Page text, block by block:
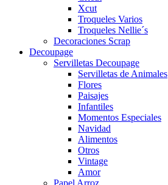
Xcut
Troqueles Varios
Troqueles Nellie´s
Decoraciones Scrap
Decoupage
Servilletas Decoupage
Servilletas de Animales
Flores
Paisajes
Infantiles
Momentos Especiales
Navidad
Alimentos
Otros
Vintage
Amor
Papel Arroz